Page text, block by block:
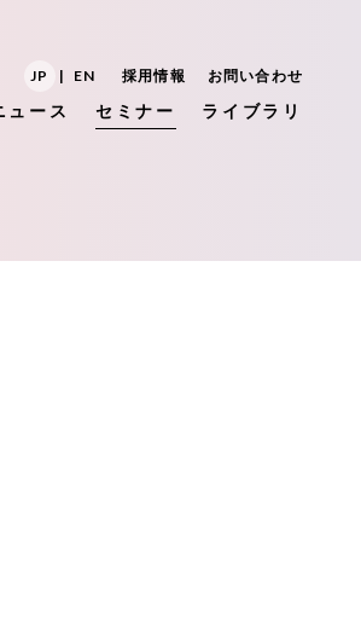
JP | EN 採用情報 お問い合わせ
ュース セミナー ライブラリ